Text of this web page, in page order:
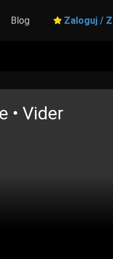
Blog Zaloguj /
• Vider